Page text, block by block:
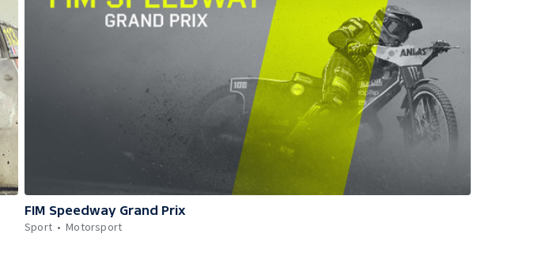
FIM Speedway Grand Prix
Sport
Motorsport